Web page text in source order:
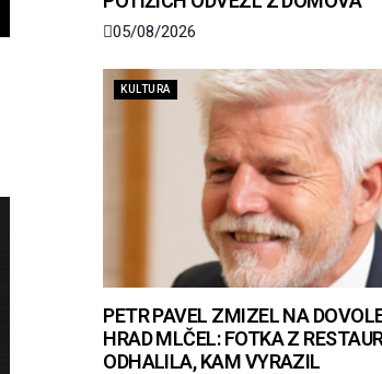
05/08/2026
KULTURA
PETR PAVEL ZMIZEL NA
HRAD MLČEL: FOTKA Z
ODHALILA, KAM VYRAZIL